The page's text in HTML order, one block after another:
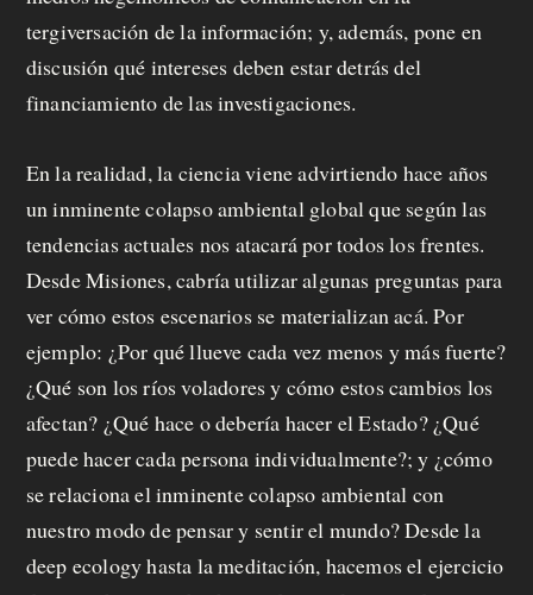
u
p
o
p
u
e
s
t
a
C
tergiversación de la información; y, además, pone en
discusión qué intereses deben estar detrás del
financiamiento de las investigaciones.
En la realidad, la ciencia viene advirtiendo hace años
un inminente colapso ambiental global que según las
tendencias actuales nos atacará por todos los frentes.
Desde Misiones, cabría utilizar algunas preguntas para
ver cómo estos escenarios se materializan acá. Por
ejemplo: ¿Por qué llueve cada vez menos y más fuerte?
¿Qué son los ríos voladores y cómo estos cambios los
afectan? ¿Qué hace o debería hacer el Estado? ¿Qué
puede hacer cada persona individualmente?; y ¿cómo
se relaciona el inminente colapso ambiental con
nuestro modo de pensar y sentir el mundo? Desde la
deep ecology hasta la meditación, hacemos el ejercicio